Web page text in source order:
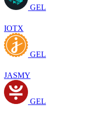
GEL
IOTX
GEL
JASMY
GEL